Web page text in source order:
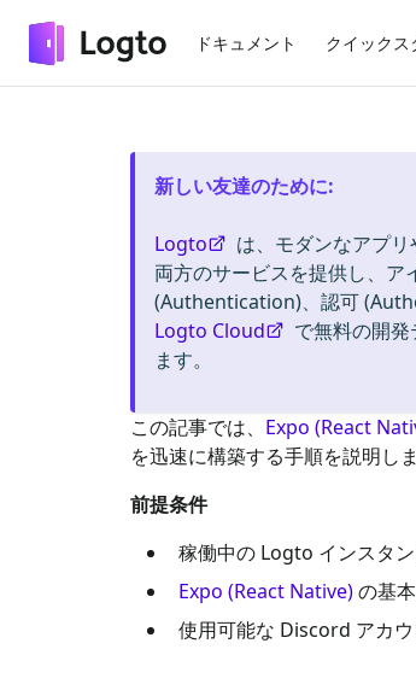
ドキュメント クイックス
新しい友達のために:
Logto は、モダンなアプ
両方のサービスを提供し、
(Authentication)、認可
Logto Cloud
で無料の開
ます。
この記事では、 Expo (React
を迅速に構築する手順を説明しま
前提条件
稼働中の Logto インスタン
Expo (React Native)の基
使用可能な Discord アカウ